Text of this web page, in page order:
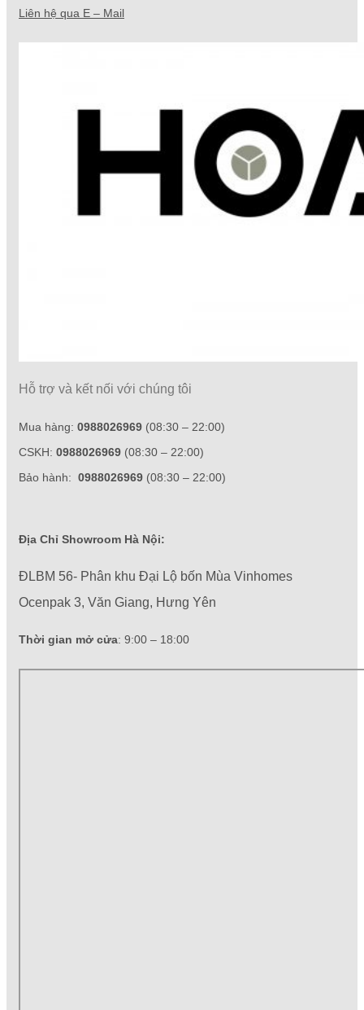
Liên hệ qua E – Mail
Hỗ trợ và kết nối với chúng tôi
Mua hàng: 0988026969 (08:30 – 22:00)
CSKH: 0988026969 (08:30 – 22:00)
Bảo hành: 0988026969 (08:30 – 22:00)
Địa Chỉ Showroom Hà Nội:
ĐLBM 56- Phân khu Đại Lộ bốn Mùa Vinhomes
Ocenpak 3, Văn Giang, Hưng Yên
Thời gian mở cửa: 9:00 – 18:00